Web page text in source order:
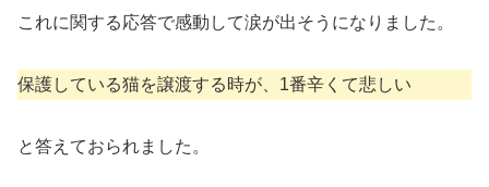
これに関する応答で感動して涙が出そうになりました。
保護している猫を譲渡する時が、1番辛くて悲しい
と答えておられました。